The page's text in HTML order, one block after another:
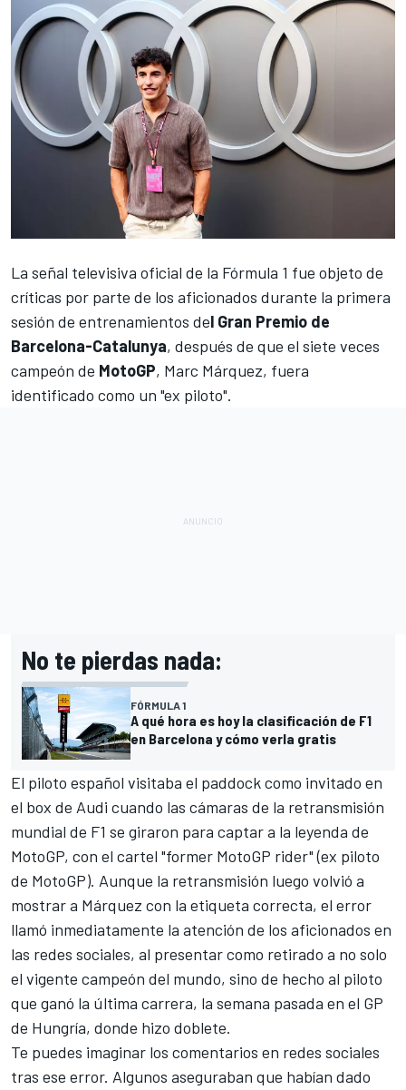
La señal televisiva oficial de la Fórmula 1 fue objeto de
críticas por parte de los aficionados durante la primera
sesión de entrenamientos del Gran Premio de
Barcelona-Catalunya, después de que el siete veces
campeón de MotoGP, Marc Márquez, fuera
identificado como un "ex piloto".
No te pierdas nada:
FÓRMULA 1
A qué hora es hoy la clasificación de F1
en Barcelona y cómo verla gratis
El piloto español visitaba el paddock como invitado en
el box de Audi cuando las cámaras de la retransmisión
mundial de F1 se giraron para captar a la leyenda de
MotoGP, con el cartel "former MotoGP rider" (ex piloto
de MotoGP). Aunque la retransmisión luego volvió a
mostrar a Márquez con la etiqueta correcta, el error
llamó inmediatamente la atención de los aficionados en
las redes sociales, al presentar como retirado a no solo
el vigente campeón del mundo, sino de hecho al piloto
que ganó la última carrera, la semana pasada en el GP
de Hungría, donde hizo doblete.
Te puedes imaginar los comentarios en redes sociales
tras ese error. Algunos aseguraban que habían dado